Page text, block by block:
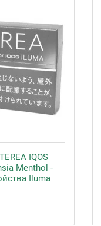
IQOS
Menthol -
Iluma